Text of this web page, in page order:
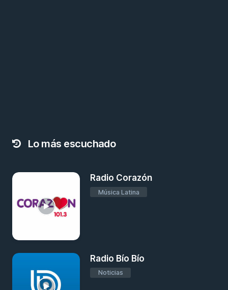
Lo más escuchado
Radio Corazón
Música Latina
Radio Bío Bío
Noticias